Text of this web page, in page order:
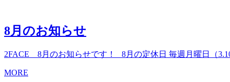
8月のお知らせ
2FACE 8月のお知らせです！ 8月の定休日 毎週月曜日（
MORE